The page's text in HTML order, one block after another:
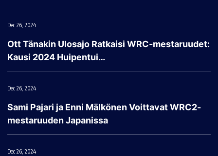
Dec 26, 2024
Ott Tänakin Ulosajo Ratkaisi WRC-mestaruudet:
Kausi 2024 Huipentui…
Dec 26, 2024
Sami Pajari ja Enni Mälkönen Voittavat WRC2-
mestaruuden Japanissa
Dec 26, 2024